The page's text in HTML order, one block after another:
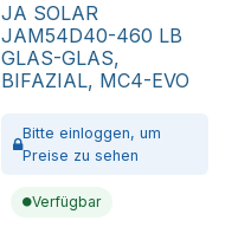
JA SOLAR
JAM54D40-460 LB
GLAS-GLAS,
BIFAZIAL, MC4-EVO
Bitte einloggen, um
Preise zu sehen
Verfügbar